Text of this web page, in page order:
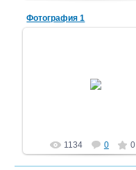
Фотография 1
1134 0